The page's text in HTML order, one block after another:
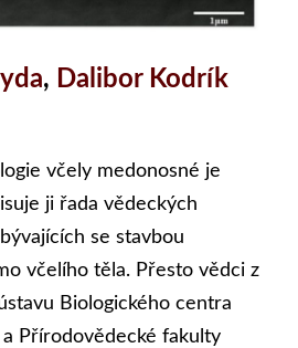
, Dalibor Kodrík
včely medonosné je
ji řada vědeckých
se stavbou
včelího těla. Přesto vědci z
Biologického centra
Přírodovědecké fakulty